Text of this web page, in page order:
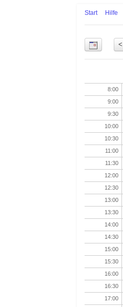
Start Hilfe
8:00
9:00
9:30
10:00
10:30
11:00
11:30
12:00
12:30
13:00
13:30
14:00
14:30
15:00
15:30
16:00
16:30
17:00